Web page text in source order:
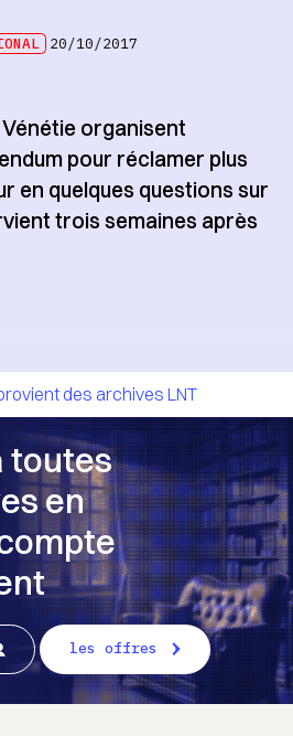
20/10/2017
organisent
pour réclamer plus
en quelques questions sur
trois semaines après
des archives LNT
toutes
en
les offres